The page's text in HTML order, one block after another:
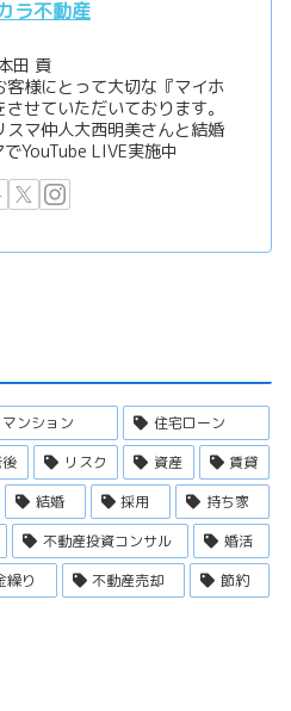
ラ不動産
田 貢
客様にとって大切な『マイホ
せていただいております。
マ仲人大西明美さんと結婚
YouTube LIVE実施中
マンション
住宅ローン
リスク 資産
賃貸
結婚 採用
持ち家
不動産投資コンサル
婚活
繰り 不動産売却 節約